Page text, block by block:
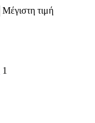
Μέγιστη τιμή
1